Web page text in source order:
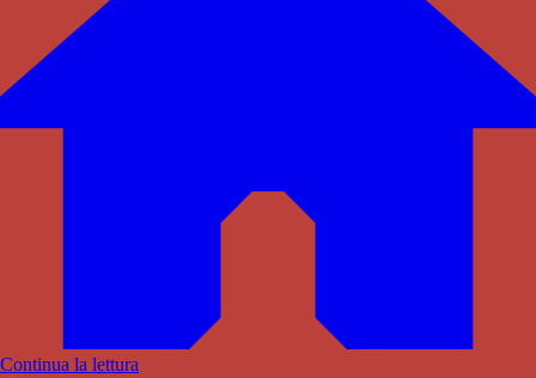
Continua la lettura